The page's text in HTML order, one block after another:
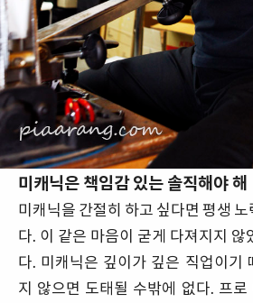
미캐닉은 책임감 있는 솔직해야 해
미캐닉을 간절히 하고 싶다면 평생
다. 이 같은 마음이 굳게 다져지지 않
다. 미캐닉은 깊이가 깊은 직업이기
지 않으면 도태될 수밖에 없다. 프